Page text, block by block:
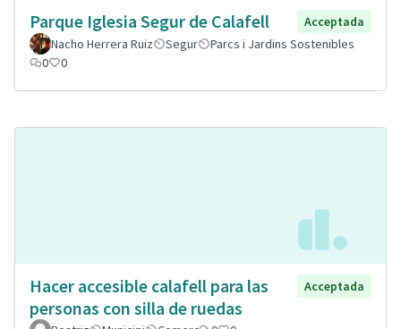
Parque Iglesia Segur de Calafell
Acceptada
Nacho Herrera Ruiz
Segur
Parcs i Jardins Sostenibles
0
0
Hacer accesible calafell para las
personas con silla de ruedas
Acceptada